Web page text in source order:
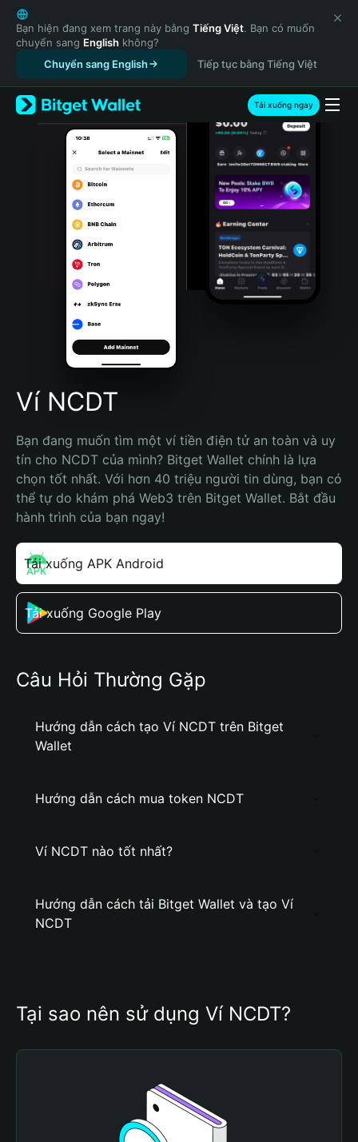
English
日本語
Tiếng Việt
Русский
Español (Latinoamérica)
Türkçe
Italiano
Português (Portugal)
Bahasa Indonesia
Português (Brasil)
Español (Argentina)
Bạn hiện đang xem trang này bằng Tiếng Việt. Bạn có muốn
chuyển sang English không?
Chuyển sang English
Tiếp tục bằng Tiếng Việt
Tải xuống ngay
Ví NCDT
Bạn đang muốn tìm một ví tiền điện tử an toàn và uy
tín cho NCDT của mình? Bitget Wallet chính là lựa
chọn tốt nhất. Với hơn 40 triệu người tin dùng, bạn có
thể tự do khám phá Web3 trên Bitget Wallet. Bắt đầu
hành trình của bạn ngay!
Tải xuống APK Android
Tải xuống Google Play
Câu Hỏi Thường Gặp
Hướng dẫn cách tạo Ví NCDT trên Bitget
Wallet
Hướng dẫn cách mua token NCDT
Ví NCDT nào tốt nhất?
Hướng dẫn cách tải Bitget Wallet và tạo Ví
NCDT
Tại sao nên sử dụng Ví NCDT?